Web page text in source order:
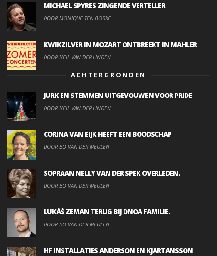
MICHAEL SPYRES ZINGENDE VERTELLER
DOOR MONIQUE TEN BOSKE
KWIKZILVER IN MOZART ONTBREEKT IN MAHLER
DOOR NEIL VAN DER LINDEN
ACHTERGRONDEN
JURK EN STEMMEN UITGEVOUWEN VOOR PRIDE
DOOR NEIL VAN DER LINDEN
CORINA VAN EIJK HEEFT EEN BOODSCHAP
DOOR BO VAN DER MEULEN
SOPRAAN NELLY VAN DER SPEK OVERLEDEN.
DOOR BO VAN DER MEULEN
LUKÁŠ ZEMAN TERUG BIJ DNOA FAMILIE.
DOOR BO VAN DER MEULEN
HF INSTALLATIES ANDERSON EN KJARTANSSON